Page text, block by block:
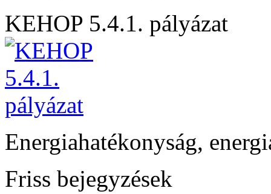
KEHOP 5.4.1. pályázat
Energiahatékonyság,
Friss bejegyzések